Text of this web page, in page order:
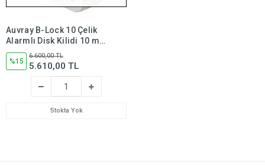
Auvray B-Lock 10 Çelik
Alarmlı Disk Kilidi 10 mm
120 db SRA Sertifikalı
%15
6.600,00 TL
5.610,00 TL
Stokta Yok